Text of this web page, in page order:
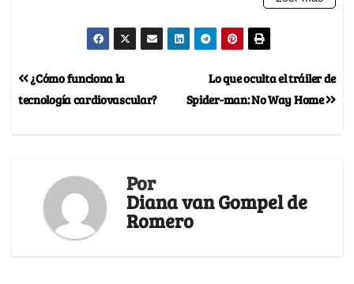
Lo que oculta el tráiler de
Spider-man: No Way Home
¿Cómo funciona la
tecnología cardiovascular?
Por
Diana van Gompel de
Romero